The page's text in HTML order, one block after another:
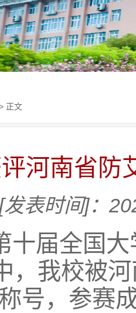
正文
河南省防
[发表时间]：
十届全国
，我校被
号，参赛